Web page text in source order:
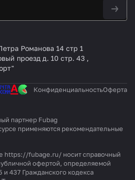
Романова 14 стр 1
проезд д. 10 стр. 43 ,
КонфиденциальностьОферта
партнер Fubag
применяются рекомендательные
https://fubage.ru/ носит справочный
офертой, определяемой
437 Гражданского кодекса